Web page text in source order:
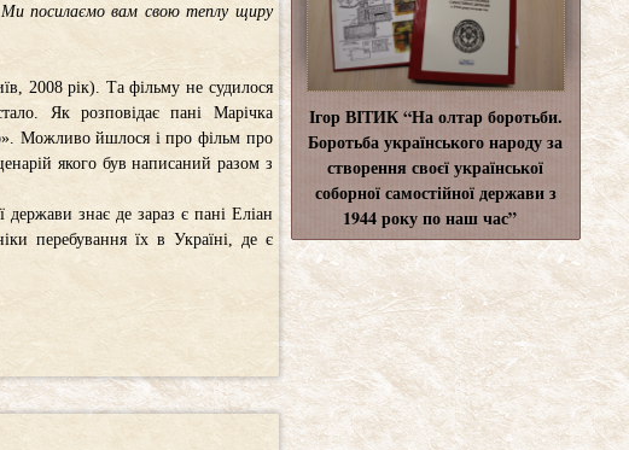
посилаємо вам свою теплу щиру
2008 рік). Та фільму не судилося
Як розповідає пані Марічка
Можливо йшлося і про фільм про
якого був написаний разом з
знає де зараз є пані Еліан
перебування їх в Україні, де є
Ігор ВІТИК “На олтар боротьби.
Боротьба українського народу за
створення своєї української
соборної самостійної держави з
1944 року по наш час”